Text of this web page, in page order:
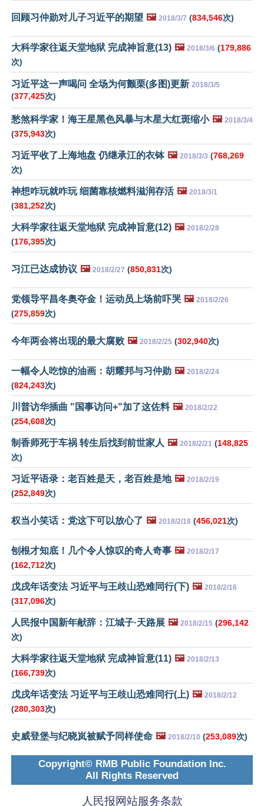
回顾习仲勋对儿子习近平的期望 🖼️ 2018/3/7 (834,546次)
大科学家往返天堂地狱 完成神旨意(13) 🖼️ 2018/3/6 (179,886
次)
习近平这一声喝问 全场为何颤栗(多图)更新 2018/3/5
(377,425次)
愁煞科学家！海王星黑色风暴与木星大红斑缩小 🖼️ 2018/3/4
(375,943次)
习近平收了上海地盘 仍继承江的衣钵 🖼️ 2018/3/3 (768,269
次)
神想咋玩就咋玩 细菌靠核燃料滋润存活 🖼️ 2018/3/1
(381,252次)
大科学家往返天堂地狱 完成神旨意(12) 🖼️ 2018/2/28
(176,395次)
习江已达成协议 🖼️ 2018/2/27 (850,831次)
党领导平昌冬奥夺金！运动员上场前吓哭 🖼️ 2018/2/26
(275,859次)
今年两会将出现的最大腐败 🖼️ 2018/2/25 (302,940次)
一幅令人吃惊的油画：胡耀邦与习仲勋 🖼️ 2018/2/24
(824,243次)
川普访华插曲 "国事访问+"加了这佐料 🖼️ 2018/2/22
(254,608次)
制香师死于车祸 转生后找到前世家人 🖼️ 2018/2/21 (148,825
次)
习近平语录：老百姓是天，老百姓是地 🖼️ 2018/2/19
(252,849次)
权当小笑话：党这下可以放心了 🖼️ 2018/2/18 (456,021次)
刨根才知底！几个令人惊叹的奇人奇事 🖼️ 2018/2/17
(162,712次)
戊戌年话变法 习近平与王歧山恐难同行(下) 🖼️ 2018/2/16
(317,096次)
人民报中国新年献辞：江城子·天路展 🖼️ 2018/2/15 (296,142
次)
大科学家往返天堂地狱 完成神旨意(11) 🖼️ 2018/2/13
(166,739次)
戊戌年话变法 习近平与王歧山恐难同行(上) 🖼️ 2018/2/12
(280,303次)
史威登堡与纪晓岚被赋予同样使命 🖼️ 2018/2/10 (253,089次)
Copyright© RMB Public Foundation Inc.
All Rights Reserved
人民报网站服务条款